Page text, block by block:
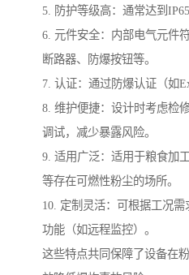
5. 防护等级高：通常达到
6. 元件安全：内部电气元件
断路器、防爆按钮等。
7. 认证：通过防爆认证（如
8. 维护便捷：设计时考虑检
调试，减少暴露风险。
9. 适用广泛：适用于粮食加
等存在可燃性粉尘的场所。
10. 定制灵活：可根据工况
功能（如远程监控）。
这些特点共同保障了设备在